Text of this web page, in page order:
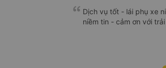
Dịch vụ tốt - lái phụ xe
niềm tin - cảm ơn với